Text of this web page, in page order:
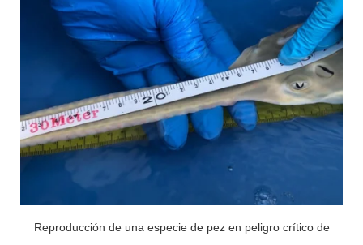
Reproducción de una especie de pez en peligro crítico de